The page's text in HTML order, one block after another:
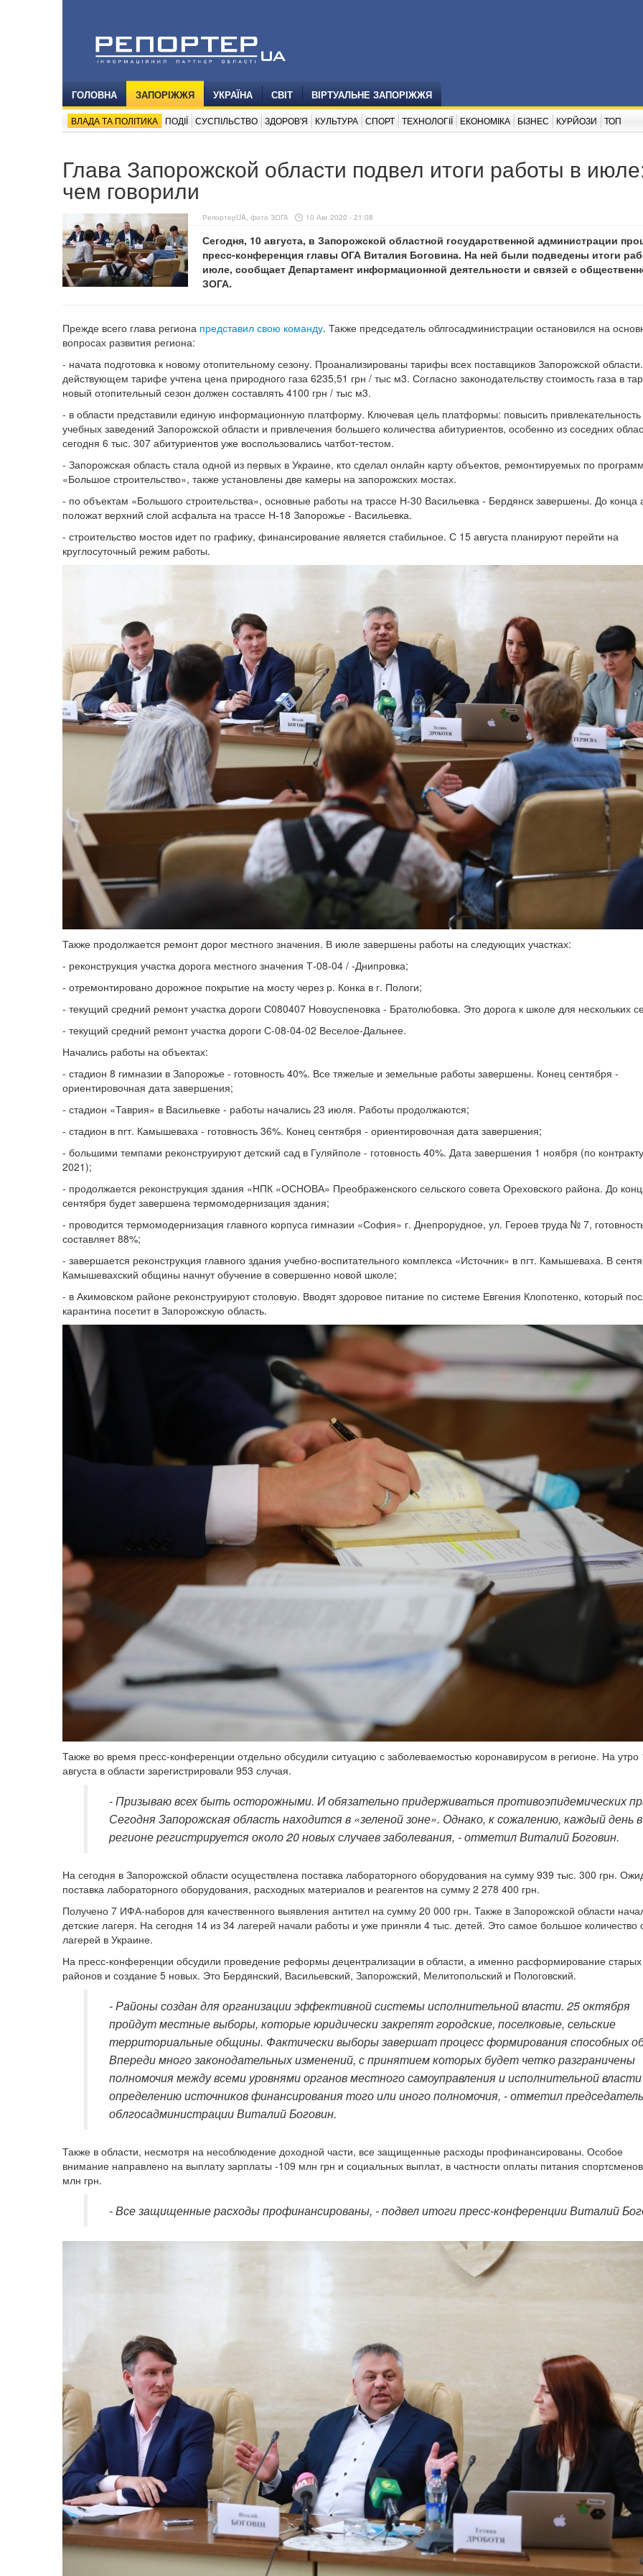
ГОЛОВНА ЗАПОРІЖЖЯ УКРАЇНА СВІТ ВІРТУАЛЬНЕ ЗАПОРІЖЖЯ
ВЛАДА ТА ПОЛІТИКА ПОДІЇ СУСПІЛЬСТВО ЗДОРОВ'Я КУЛЬТУРА СПОРТ ТЕХНОЛОГІЇ ЕКОНОМІКА БІЗНЕС КУРЙОЗИ ТОП
Глава Запорожской области подвел итоги работы в
чем говорили
РепортерUA, фото ЗОГА 10 Авг 2020 - 21:08
Сегодня, 10 августа, в Запорожской областной государственной администрации
пресс-конференция главы ОГА Виталия Боговина. На ней были подведены итоги
июле, сообщает Департамент информационной деятельности и связей с
ЗОГА.
Прежде всего глава региона представил свою команду. Также председатель облгосадминистрации остановился на
вопросах развития региона:
- начата подготовка к новому отопительному сезону. Проанализированы тарифы всех поставщиков Запорожской
действующем тарифе учтена цена природного газа 6235,51 грн / тыс м3. Согласно законодательству стоимость газа в
новый отопительный сезон должен составлять 4100 грн / тыс м3.
- в области представили единую информационную платформу. Ключевая цель платформы: повысить
учебных заведений Запорожской области и привлечения большего количества абитуриентов, особенно из соседних
сегодня 6 тыс. 307 абитуриентов уже воспользовались чатбот-тестом.
- Запорожская область стала одной из первых в Украине, кто сделал онлайн карту объектов, ремонтируемых по
«Большое строительство», также установлены две камеры на запорожских мостах.
- по объектам «Большого строительства», основные работы на трассе Н-30 Васильевка - Бердянск завершены. До конца
положат верхний слой асфальта на трассе Н-18 Запорожье - Васильевка.
- строительство мостов идет по графику, финансирование является стабильное. С 15 августа планируют перейти на
круглосуточный режим работы.
Также продолжается ремонт дорог местного значения. В июле завершены работы на следующих участках:
- реконструкция участка дорога местного значения Т-08-04 / -Днипровка;
- отремонтировано дорожное покрытие на мосту через р. Конка в г. Пологи;
- текущий средний ремонт участка дороги С080407 Новоуспеновка - Братолюбовка. Это дорога к школе для нескольких
- текущий средний ремонт участка дороги С-08-04-02 Веселое-Дальнее.
Начались работы на объектах:
- стадион 8 гимназии в Запорожье - готовность 40%. Все тяжелые и земельные работы завершены. Конец сентября -
ориентировочная дата завершения;
- стадион «Таврия» в Васильевке - работы начались 23 июля. Работы продолжаются;
- стадион в пгт. Камышеваха - готовность 36%. Конец сентября - ориентировочная дата завершения;
- большими темпами реконструируют детский сад в Гуляйполе - готовность 40%. Дата завершения 1 ноября (по
2021);
- продолжается реконструкция здания «НПК «ОСНОВА» Преображенского сельского совета Ореховского района. До
сентября будет завершена термомодернизация здания;
- проводится термомодернизация главного корпуса гимназии «София» г. Днепрорудное, ул. Героев труда № 7,
составляет 88%;
- завершается реконструкция главного здания учебно-воспитательного комплекса «Источник» в пгт. Камышеваха. В
Камышевахский общины начнут обучение в совершенно новой школе;
- в Акимовском районе реконструируют столовую. Вводят здоровое питание по системе Евгения Клопотенко, который
карантина посетит в Запорожскую область.
Также во время пресс-конференции отдельно обсудили ситуацию с заболеваемостью коронавирусом в регионе. На утро
августа в области зарегистрировали 953 случая.
- Призываю всех быть осторожными. И обязательно придерживаться противоэпидемических
Сегодня Запорожская область находится в «зеленой зоне». Однако, к сожалению, каждый день в
регионе регистрируется около 20 новых случаев заболевания, - отметил Виталий Боговин.
На сегодня в Запорожской области осуществлена ​​поставка лабораторного оборудования на сумму 939 тыс. 300 грн.
поставка лабораторного оборудования, расходных материалов и реагентов на сумму 2 278 400 грн.
Получено 7 ИФА-наборов для качественного выявления антител на сумму 20 000 грн. Также в Запорожской области
детские лагеря. На сегодня 14 из 34 лагерей начали работы и уже приняли 4 тыс. детей. Это самое большое количество
лагерей в Украине.
На пресс-конференции обсудили проведение реформы децентрализации в области, а именно расформирование
районов и создание 5 новых. Это Бердянский, Васильевский, Запорожский, Мелитопольский и Пологовский.
- Районы создан для организации эффективной системы исполнительной власти. 25 октября
пройдут местные выборы, которые юридически закрепят городские, поселковые, сельские
территориальные общины. Фактически выборы завершат процесс формирования способных
Впереди много законодательных изменений, с принятием которых будет четко разграничены
полномочия между всеми уровнями органов местного самоуправления и исполнительной
определению источников финансирования того или иного полномочия, - отметил председатель
облгосадминистрации Виталий Боговин.
Также в области, несмотря на несоблюдение доходной части, все защищенные расходы профинансированы. Особое
внимание направлено на​ выплату зарплаты -109 млн грн и социальных выплат, в частности оплаты питания
млн грн.
- Все защищенные расходы профинансированы, - подвел итоги пресс-конференции Виталий